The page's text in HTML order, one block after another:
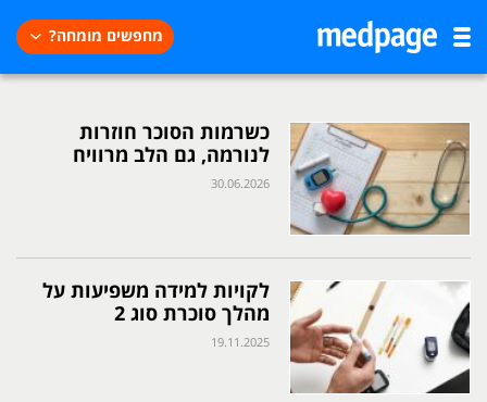
מחפשים מומחה?
כשרמות הסוכר חוזרות
לנורמה, גם הלב מרוויח
30.06.2026
לקויות למידה משפיעות על
מהלך סוכרת סוג 2
19.11.2025